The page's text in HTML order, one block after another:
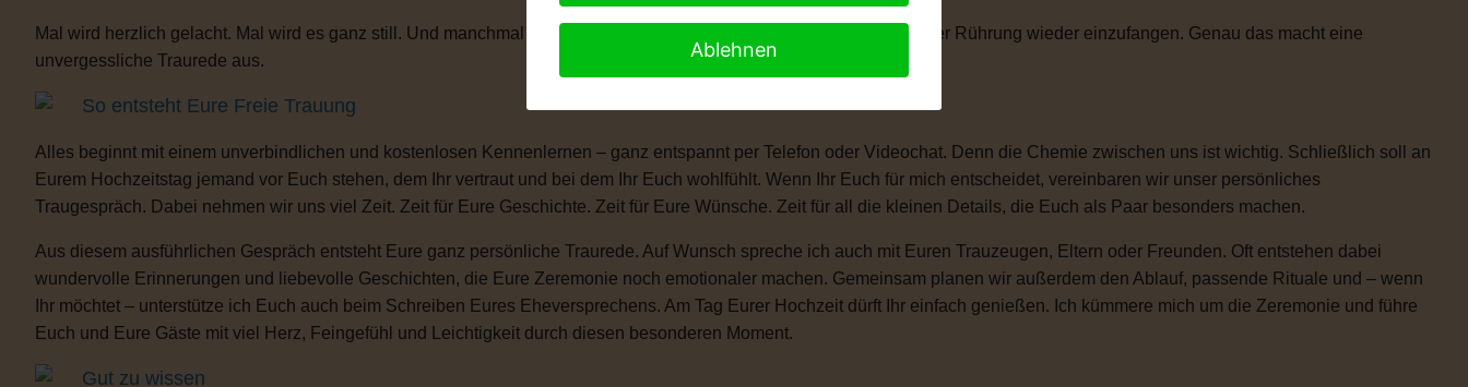
Mal wird herzlich gelacht. Mal wird es ganz still. Und manchmal braucht man einen kleinen Moment, um die Tränen der Rührung wieder einzufangen. Genau das macht eine
unvergessliche Traurede aus.
So entsteht Eure Freie Trauung
Alles beginnt mit einem unverbindlichen und kostenlosen Kennenlernen – ganz entspannt per Telefon oder Videochat. Denn die Chemie zwischen uns ist wichtig. Schließlich soll an
Eurem Hochzeitstag jemand vor Euch stehen, dem Ihr vertraut und bei dem Ihr Euch wohlfühlt. Wenn Ihr Euch für mich entscheidet, vereinbaren wir unser persönliches
Traugespräch. Dabei nehmen wir uns viel Zeit. Zeit für Eure Geschichte. Zeit für Eure Wünsche. Zeit für all die kleinen Details, die Euch als Paar besonders machen.
Aus diesem ausführlichen Gespräch entsteht Eure ganz persönliche Traurede. Auf Wunsch spreche ich auch mit Euren Trauzeugen, Eltern oder Freunden. Oft entstehen dabei
wundervolle Erinnerungen und liebevolle Geschichten, die Eure Zeremonie noch emotionaler machen. Gemeinsam planen wir außerdem den Ablauf, passende Rituale und – wenn
Ihr möchtet – unterstütze ich Euch auch beim Schreiben Eures Eheversprechens. Am Tag Eurer Hochzeit dürft Ihr einfach genießen. Ich kümmere mich um die Zeremonie und führe
Euch und Eure Gäste mit viel Herz, Feingefühl und Leichtigkeit durch diesen besonderen Moment.
Gut zu wissen
Ablehnen